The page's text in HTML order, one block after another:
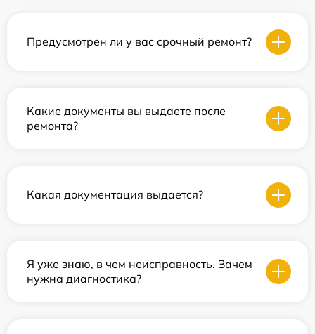
Предусмотрен ли у вас срочный ремонт?
Какие документы вы выдаете после
ремонта?
Какая документация выдается?
Я уже знаю, в чем неисправность. Зачем
нужна диагностика?